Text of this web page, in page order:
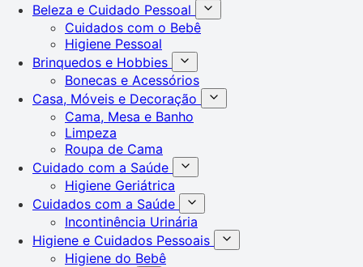
Beleza e Cuidado Pessoal
Cuidados com o Bebê
Higiene Pessoal
Brinquedos e Hobbies
Bonecas e Acessórios
Casa, Móveis e Decoração
Cama, Mesa e Banho
Limpeza
Roupa de Cama
Cuidado com a Saúde
Higiene Geriátrica
Cuidados com a Saúde
Incontinência Urinária
Higiene e Cuidados Pessoais
Higiene do Bebê